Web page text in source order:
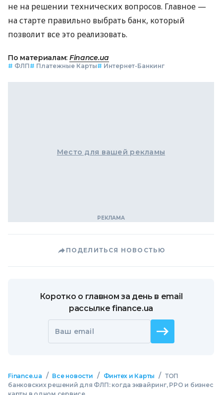
не на решении технических вопросов. Главное —
на старте правильно выбрать банк, который
позволит все это реализовать.
По материалам: Finance.ua
# ФЛП# Платежные Карты# Интернет-Банкинг
Место для вашей рекламы
ПОДЕЛИТЬСЯ НОВОСТЬЮ
Коротко о главном за день в email
рассылке finance.ua
Ваш email
Finance.ua / Все новости / Финтех и Карты / ТОП
банковских решений для ФЛП: когда эквайринг, РРО и бизнес